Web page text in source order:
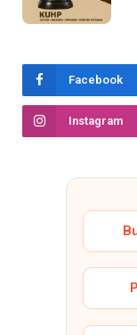
Facebook
Instagram